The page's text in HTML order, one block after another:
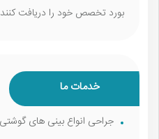
بورد تخصص خود را دریافت
خدمات ما
جراحی انواع بینی‌ های